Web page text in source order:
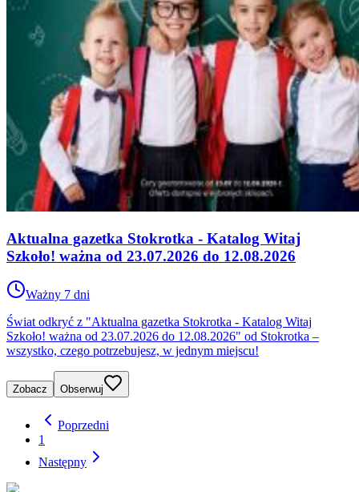
Aktualna gazetka Stokrotka - Katalog Witaj
Szkoło! ważna od 23.07.2026 do 12.08.2026
Ważny 7 dni
Świat odkryć z "Aktualna gazetka Stokrotka - Katalog Witaj
Szkoło! ważna od 23.07.2026 do 12.08.2026" od Stokrotka –
wszystko, czego potrzebujesz, w jednym miejscu!
Zobacz Obserwuj
Poprzedni
1
Następny